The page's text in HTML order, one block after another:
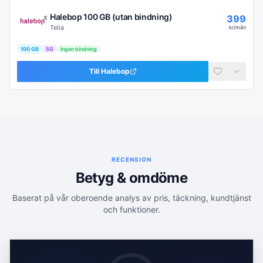
Halebop 100 GB (utan bindning)
Telia
399
kr/mån
100 GB 5G Ingen bindning
Till Halebop
RECENSION
Betyg & omdöme
Baserat på vår oberoende analys av pris, täckning, kundtjänst
och funktioner.